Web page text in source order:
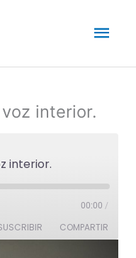
interior.
interior.
00:00 /
COMPARTIR